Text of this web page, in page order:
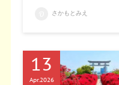
さかもとみえ
13
Apr2026